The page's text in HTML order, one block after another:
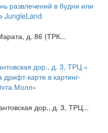
развлечений в будни или
JungleLand
д. 86 (ТРК...
дрифт-карте в картинг-
Молл»
дор., д. 3, ТРЦ...